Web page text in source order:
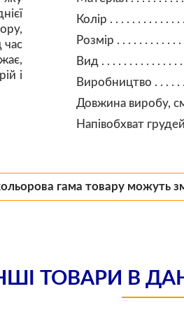
час
і
Колір
Розмір
Вид
Виробництво
Довжина виробу,
Напівобхват
гама товару можуть
ТОВАРИ В